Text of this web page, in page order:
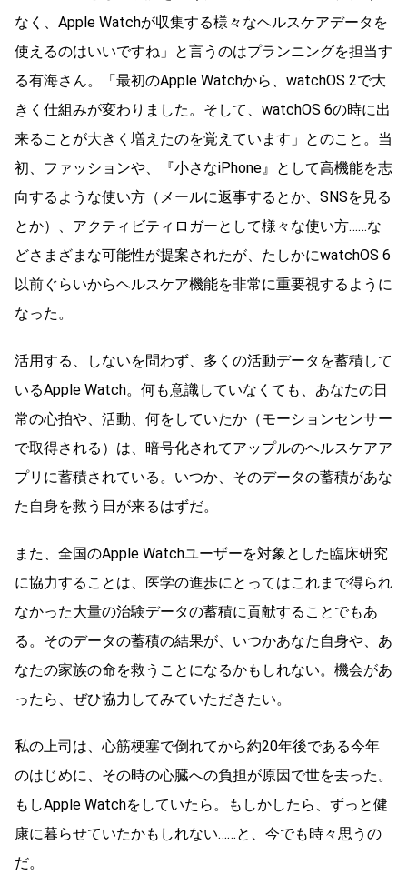
なく、Apple Watchが収集する様々なヘルスケアデータを
使えるのはいいですね」と言うのはプランニングを担当す
る有海さん。「最初のApple Watchから、watchOS 2で大
きく仕組みが変わりました。そして、watchOS 6の時に出
来ることが大きく増えたのを覚えています」とのこと。当
初、ファッションや、『小さなiPhone』として高機能を志
向するような使い方（メールに返事するとか、SNSを見る
とか）、アクティビティロガーとして様々な使い方……な
どさまざまな可能性が提案されたが、たしかにwatchOS 6
以前ぐらいからヘルスケア機能を非常に重要視するように
なった。
活用する、しないを問わず、多くの活動データを蓄積して
いるApple Watch。何も意識していなくても、あなたの日
常の心拍や、活動、何をしていたか（モーションセンサー
で取得される）は、暗号化されてアップルのヘルスケアア
プリに蓄積されている。いつか、そのデータの蓄積があな
た自身を救う日が来るはずだ。
また、全国のApple Watchユーザーを対象とした臨床研究
に協力することは、医学の進歩にとってはこれまで得られ
なかった大量の治験データの蓄積に貢献することでもあ
る。そのデータの蓄積の結果が、いつかあなた自身や、あ
なたの家族の命を救うことになるかもしれない。機会があ
ったら、ぜひ協力してみていただきたい。
私の上司は、心筋梗塞で倒れてから約20年後である今年
のはじめに、その時の心臓への負担が原因で世を去った。
もしApple Watchをしていたら。もしかしたら、ずっと健
康に暮らせていたかもしれない……と、今でも時々思うの
だ。